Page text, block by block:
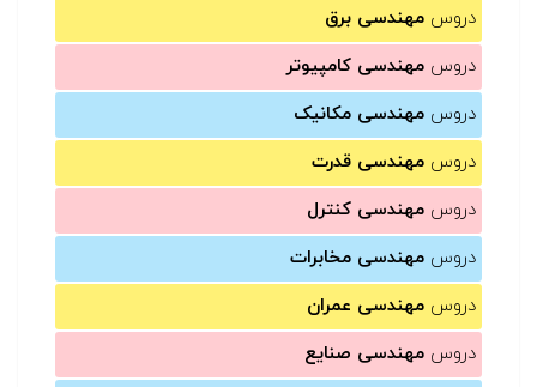
دروس مهندسی برق
دروس مهندسی کامپیوتر
دروس مهندسی مکانیک
دروس مهندسی قدرت
دروس مهندسی کنترل
دروس مهندسی مخابرات
دروس مهندسی عمران
دروس مهندسی صنایع